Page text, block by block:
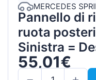
MERCEDES
Pannello di
ruota
Sinistra =
55,01€